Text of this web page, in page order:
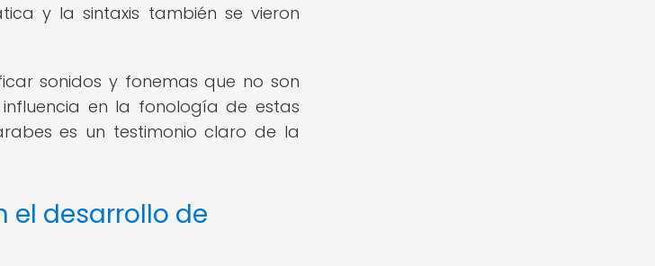
y la sintaxis también se vieron
sonidos y fonemas que no son
en la fonología de estas
es un testimonio claro de la
el desarrollo de